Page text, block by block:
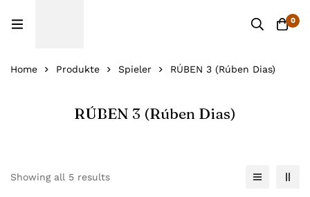
0
Home Produkte Spieler RÚBEN 3 (Rúben Dias)
RÚBEN 3 (Rúben Dias)
Showing all 5 results